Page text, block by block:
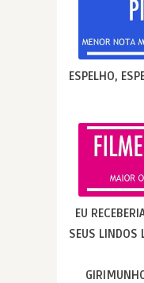
ESPELHO,
EU
SEUS LINDOS